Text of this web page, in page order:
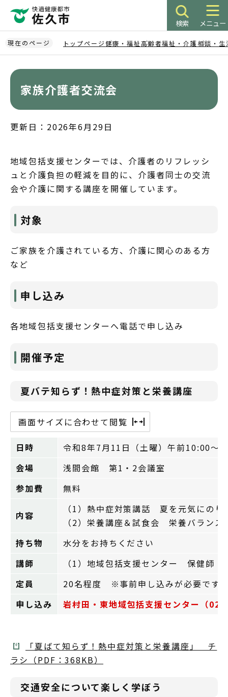
ペ
ー
ジ
検索 メニュー
現在のページ トップページ健康・福祉高齢者福祉・介護相談・生
家族介護者交流会
更新日：2026年6月29日
地域包括支援センターでは、介護者のリフレッシ
ュと介護負担の軽減を目的に、介護者同士の交流
会や介護に関する講座を開催しています。
対象
ご家族を介護されている方、介護に関心のある方
など
申し込み
各地域包括支援センターへ電話で申し込み
開催予定
夏バテ知らず！熱中症対策と栄養講座
画面サイズに合わせて閲覧
日時
令和8年7月11日（土曜）午前10:00～
会場
浅間会館 第1・2会議室
参加費
無料
内容
（1）熱中症対策講話 夏を元気にの
（2）栄養講座＆試食会 栄養バラン
持ち物
水分をお持ちください
講師
（1）地域包括支援センター 保健
定員
20名程度 ※事前申し込みが必要です。
申し込み
岩村田・東地域包括支援センター（
「夏ばて知らず！熱中症対策と栄養講座」 チ
ラシ（PDF：368KB）
交通安全について楽しく学ぼう